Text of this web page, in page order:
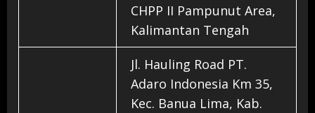
CHPP II Pampunut Area,
Kalimantan Tengah
Jl. Hauling Road PT.
Adaro Indonesia Km 35,
Kec. Banua Lima, Kab.